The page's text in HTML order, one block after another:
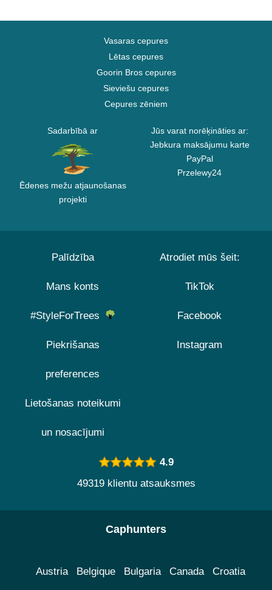
Vasaras cepures
Lētas cepures
Goorin Bros cepures
Sieviešu cepures
Cepures zēniem
Sadarbībā ar
Ēdenes mežu atjaunošanas
projekti
Jūs varat norēķināties ar:
Jebkura maksājumu karte
PayPal
Przelewy24
Palīdzība
Mans konts
#StyleForTrees
Piekrišanas
preferences
Lietošanas noteikumi
un nosacījumi
Atrodiet mūs šeit:
TikTok
Facebook
Instagram
4.9
49319 klientu atsauksmes
Caphunters
Austria Belgique Bulgaria Canada Croatia